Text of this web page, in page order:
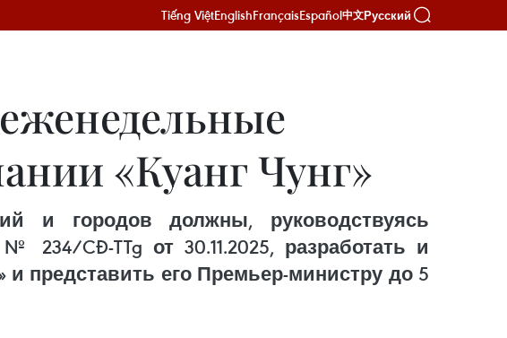
Tiếng ViệtEnglishFrançaisEspañol中文Русский
«Куанг Чунг»
и городов должны, руководствуясь
CĐ-TTg от 30.11.2025, разработать и
и представить его Премьер-министру до 5